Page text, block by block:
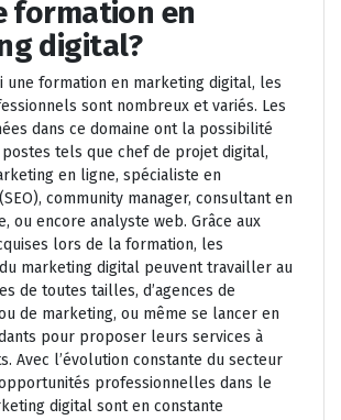
formation en
digital?
une formation en marketing digital, les
sont nombreux et variés. Les
dans ce domaine ont la possibilité
postes tels que chef de projet digital,
en ligne, spécialiste en
community manager, consultant en
ou encore analyste web. Grâce aux
lors de la formation, les
marketing digital peuvent travailler au
de toutes tailles, d’agences de
de marketing, ou même se lancer en
pour proposer leurs services à
Avec l’évolution constante du secteur
professionnelles dans le
digital sont en constante